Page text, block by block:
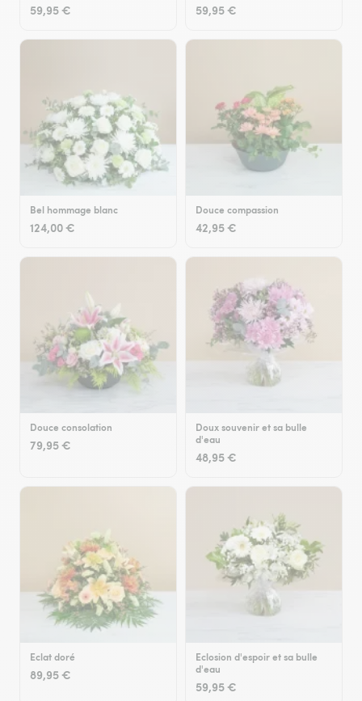
59,95 € 59,95 €
Bel hommage blanc
124,00 €
Douce compassion
42,95 €
Douce consolation
79,95 €
Doux souvenir et sa bulle
d'eau
48,95 €
Eclat doré
89,95 €
Eclosion d'espoir et sa bulle
d'eau
59,95 €